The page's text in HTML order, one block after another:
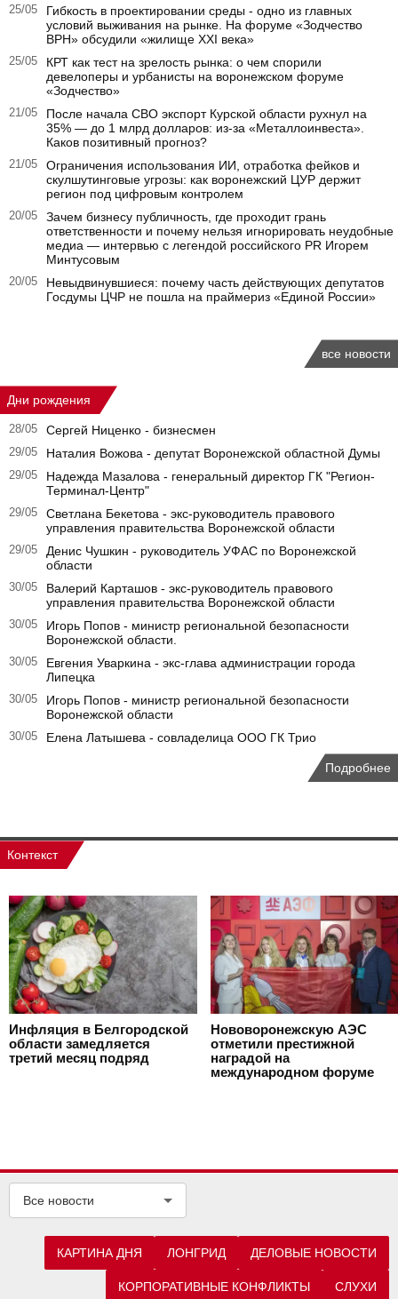
25/05
Гибкость в проектировании среды - одно из главных
условий выживания на рынке. На форуме «Зодчество
ВРН» обсудили «жилище XXI века»
25/05
КРТ как тест на зрелость рынка: о чем спорили
девелоперы и урбанисты на воронежском форуме
«Зодчество»
21/05
После начала СВО экспорт Курской области рухнул на
35% — до 1 млрд долларов: из-за «Металлоинвеста».
Каков позитивный прогноз?
21/05
Ограничения использования ИИ, отработка фейков и
скулшутинговые угрозы: как воронежский ЦУР держит
регион под цифровым контролем
20/05
Зачем бизнесу публичность, где проходит грань
ответственности и почему нельзя игнорировать неудобные
медиа — интервью с легендой российского PR Игорем
Минтусовым
20/05
Невыдвинувшиеся: почему часть действующих депутатов
Госдумы ЦЧР не пошла на праймериз «Единой России»
все новости
Дни рождения
28/05 Сергей Ниценко - бизнесмен
29/05 Наталия Вожова - депутат Воронежской областной Думы
29/05
Надежда Мазалова - генеральный директор ГК "Регион-
Терминал-Центр"
29/05
Светлана Бекетова - экс-руководитель правового
управления правительства Воронежской области
29/05
Денис Чушкин - руководитель УФАС по Воронежской
области
30/05
Валерий Карташов - экс-руководитель правового
управления правительства Воронежской области
30/05
Игорь Попов - министр региональной безопасности
Воронежской области.
30/05
Евгения Уваркина - экс-глава администрации города
Липецка
30/05
Игорь Попов - министр региональной безопасности
Воронежской области
30/05 Елена Латышева - совладелица ООО ГК Трио
Подробнее
Контекст
Инфляция в Белгородской
области замедляется
третий месяц подряд
Нововоронежскую АЭС
отметили престижной
наградой на
международном форуме
Все новости
КАРТИНА ДНЯ ЛОНГРИД ДЕЛОВЫЕ НОВОСТИ
КОРПОРАТИВНЫЕ КОНФЛИКТЫ СЛУХИ